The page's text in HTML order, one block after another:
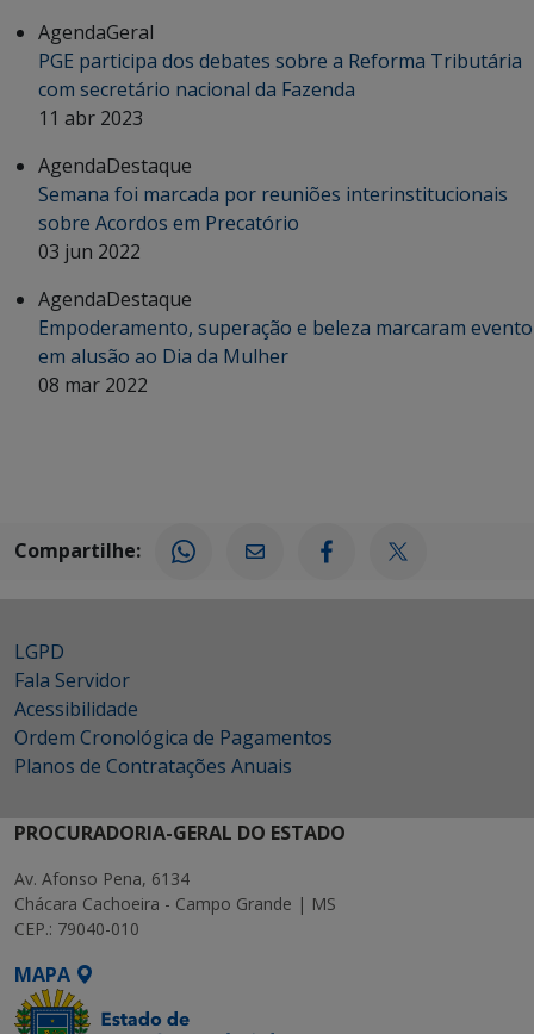
AgendaGeral
PGE participa dos debates sobre a Reforma Tributária
com secretário nacional da Fazenda
11 abr 2023
AgendaDestaque
Semana foi marcada por reuniões interinstitucionais
sobre Acordos em Precatório
03 jun 2022
AgendaDestaque
Empoderamento, superação e beleza marcaram evento
em alusão ao Dia da Mulher
08 mar 2022
Compartilhe:
LGPD
Fala Servidor
Acessibilidade
Ordem Cronológica de Pagamentos
Planos de Contratações Anuais
PROCURADORIA-GERAL DO ESTADO
Av. Afonso Pena, 6134
Chácara Cachoeira - Campo Grande | MS
CEP.: 79040-010
MAPA